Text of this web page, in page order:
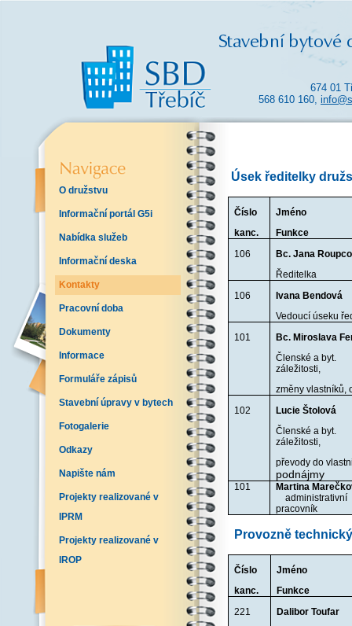
674 01
568 610 160,
O družstvu
Informační portál G5i
Nabídka služeb
Informační deska
Kontakty
Pracovní doba
Dokumenty
Informace
Formuláře zápisů
Stavební úpravy v bytech
Fotogalerie
Odkazy
Napište nám
Projekty realizované v
IPRM
Projekty realizované v
IROP
Úsek ředitelky
Číslo
kanc.
Jméno
Funkce
106
Bc. Jana
Ředitelka
106
Ivana Bendová
Vedoucí úseku
101
Bc. Miroslava
Členské a byt.
záležitosti,
změny vlastníků,
102
Lucie Štolová
Členské a byt.
záležitosti,
převody do
podnájmy
101
Martina
administrativní
pracovník
Provozně
Číslo
kanc.
Jméno
Funkce
221
Dalibor Toufar